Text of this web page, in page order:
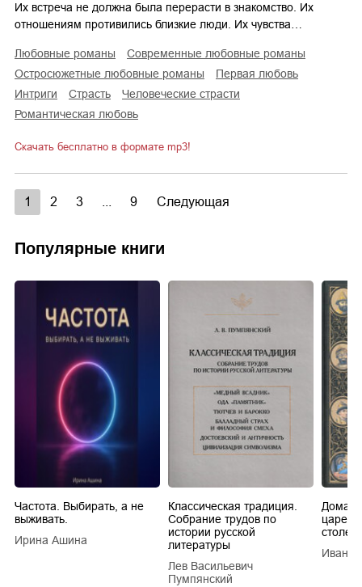
Их встреча не должна была перерасти в знакомство. Их
отношениям противились близкие люди. Их чувства…
любовные романы
современные любовные романы
остросюжетные любовные романы
первая любовь
интриги
страсть
человеческие страсти
романтическая любовь
Скачать бесплатно в формате mp3!
1 2 3 9 Следующая
Популярные книги
Частота. Выбирать, а не
выживать.
Ирина Ашина
Классическая традиция.
Собрание трудов по
истории русской
литературы
Лев Васильевич
Пумпянский
царей
Иван